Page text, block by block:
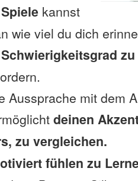
kannst
wie viel du dich
Schwierigkeitsgrad
Aussprache mit dem
deinen
zu vergleichen.
fühlen zu